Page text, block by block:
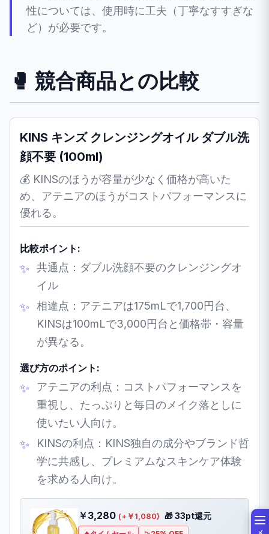
性については、使用時に工夫（丁寧なすすぎな
ど）が必要です。
🥊 競合商品との比較
KINS キンズ クレンジングオイル ダブル洗
顔不要 (100ml)
💰 KINSのほうが容量が少なく価格が高いた
め、アテニアのほうがコストパフォーマンスに
優れる。
比較ポイント:
共通点：ダブル洗顔不要のクレンジングオ
イル
相違点：アテニアは175mLで1,700円台、
KINSは100mLで3,000円台と価格帯・容量
が異なる。
選び方のポイント:
アテニアの利点：コストパフォーマンスを
重視し、たっぷりと毎日のメイク落としに
使いたい人向け。
KINSの利点：KINS独自の成分やブランド哲
学に共感し、プレミアムなスキンケア体験
を求める人向け。
￥3,280 (+￥1,080) 🎁 33pt還元